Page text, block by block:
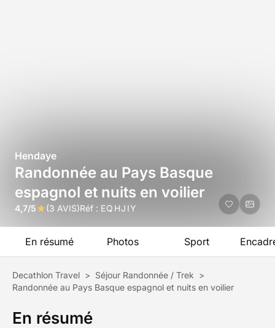
Hendaye
Randonnée au Pays Basque
espagnol et nuits en voilier
4,7/5 (3 AVIS)Réf : EQHJIY
En résumé Photos Sport
Decathlon Travel > Séjour Randonnée / Trek >
Randonnée au Pays Basque espagnol et nuits en voilier
En résumé